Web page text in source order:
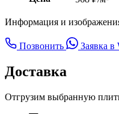
Информация и
Позвонить Заявка в
Доставка
Отгрузим выбранную